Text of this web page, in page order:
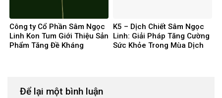
Công ty Cổ Phần Sâm Ngọc
Linh Kon Tum Giới Thiệu Sản
Phẩm Tăng Đề Kháng
K5 – Dịch Chiết Sâm Ngọc
Linh: Giải Pháp Tăng Cường
Sức Khỏe Trong Mùa Dịch
Để lại một bình luận